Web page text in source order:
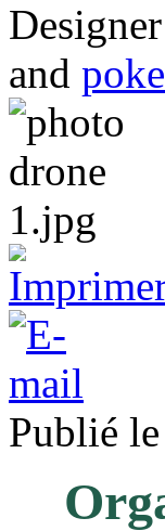
Designer
and
Publié